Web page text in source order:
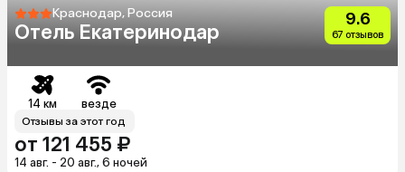
Краснодар, Россия
Отель Екатеринодар
9.6
67 отзывов
14 км везде
Отзывы за этот год
от 121 455 ₽
14 авг. - 20 авг., 6 ночей